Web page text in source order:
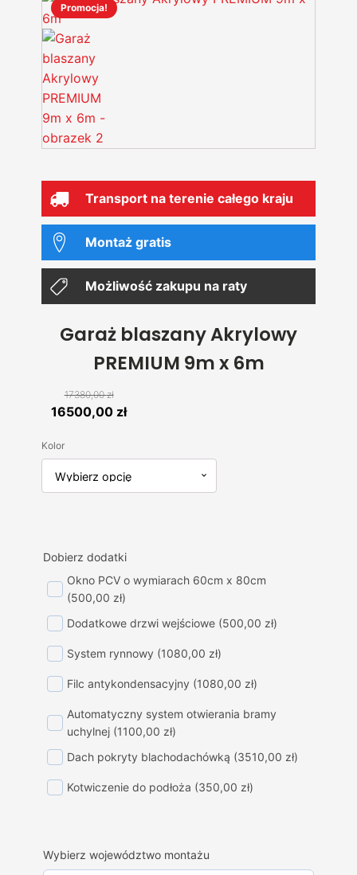
Promocja!
Transport na terenie całego kraju
Montaż gratis
Możliwość zakupu na raty
Garaż blaszany Akrylowy
PREMIUM 9m x 6m
17380,00zł
Pierwotna
wynosiła:
17380,00 zł.
16500,00 złAktualna
16500,00 zł.
Kolor
Dobierz dodatki
Okno PCV o wymiarach 60cm x 80cm
(500,00 zł)
Dodatkowe drzwi wejściowe (500,00 zł)
System rynnowy (1080,00 zł)
Filc antykondensacyjny (1080,00 zł)
Automatyczny system otwierania bramy
uchylnej (1100,00 zł)
Dach pokryty blachodachówką (3510,00 zł)
Kotwiczenie do podłoża (350,00 zł)
Wybierz województwo montażu